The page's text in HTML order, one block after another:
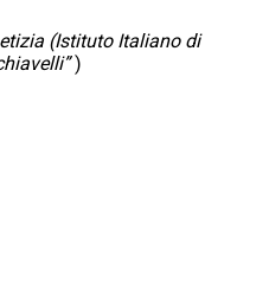
(Istituto Italiano di
)